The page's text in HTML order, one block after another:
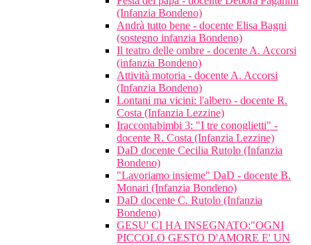
(Infanzia Bondeno)
Andrà tutto bene - docente Elisa Bagni
(sostegno infanzia Bondeno)
Il teatro delle ombre - docente A. Accorsi
(infanzia Bondeno)
Attività motoria - docente A. Accorsi
(Infanzia Bondeno)
Lontani ma vicini: l'albero - docente R.
Costa (Infanzia Lezzine)
Iraccontabimbi 3: "I tre conoglietti" -
docente R. Costa (Infanzia Lezzine)
DaD docente Cecilia Rutolo (Infanzia
Bondeno)
"Lavoriamo insieme" DaD - docente B.
Monari (Infanzia Bondeno)
DaD docente C. Rutolo (Infanzia
Bondeno)
GESU' CI HA INSEGNATO:"OGNI
PICCOLO GESTO D'AMORE E' UN